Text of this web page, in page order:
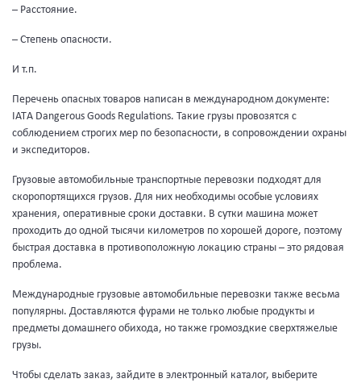
– Расстояние.
– Степень опасности.
И т.п.
Перечень опасных товаров написан в международном документе:
IATА Dangerous Goods Regulations. Такие грузы провозятся с
соблюдением строгих мер по безопасности, в сопровождении охраны
и экспедиторов.
Грузовые автомобильные транспортные перевозки подходят для
скоропортящихся грузов. Для них необходимы особые условиях
хранения, оперативные сроки доставки. В сутки машина может
проходить до одной тысячи километров по хорошей дороге, поэтому
быстрая доставка в противоположную локацию страны – это рядовая
проблема.
Международные грузовые автомобильные перевозки также весьма
популярны. Доставляются фурами не только любые продукты и
предметы домашнего обихода, но также громоздкие сверхтяжелые
грузы.
Чтобы сделать заказ, зайдите в электронный каталог, выберите